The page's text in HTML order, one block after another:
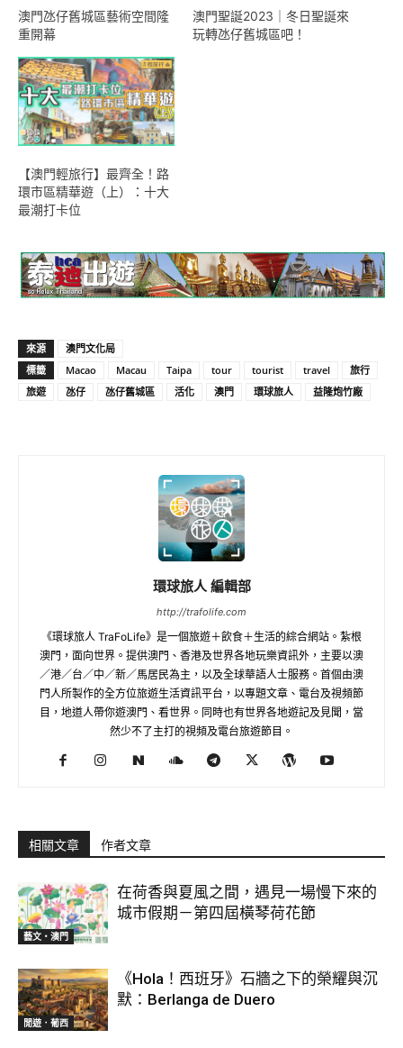
澳門氹仔舊城區藝術空間隆
重開幕
澳門聖誕2023｜冬日聖誕來
玩轉氹仔舊城區吧！
【澳門輕旅行】最齊全！路
環市區精華遊（上）：十大
最潮打卡位
來源
澳門文化局
標籤
Macao Macau Taipa tour tourist travel
旅行
旅遊
氹仔 氹仔舊城區 活化 澳門 環球旅人 益隆炮竹廠
環球旅人 編輯部
http://trafolife.com
《環球旅人 TraFoLife》是一個旅遊＋飲食＋生活的綜合網站。紮根
澳門，面向世界。提供澳門、香港及世界各地玩樂資訊外，主要以澳
／港／台／中／新／馬居民為主，以及全球華語人士服務。首個由澳
門人所製作的全方位旅遊生活資訊平台，以專題文章、電台及視頻節
目，地道人帶你遊澳門、看世界。同時也有世界各地遊記及見聞，當
然少不了主打的視頻及電台旅遊節目。
相關文章 作者文章
藝文‧澳門
在荷香與夏風之間，遇見一場慢下來的
城市假期－第四屆橫琴荷花節
閒遊．葡西
《Hola！西班牙》石牆之下的榮耀與沉
默：Berlanga de Duero